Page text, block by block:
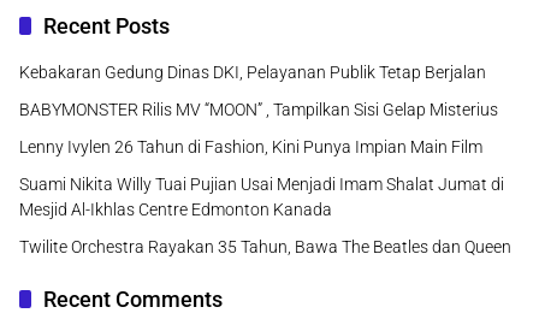
Recent Posts
Kebakaran Gedung Dinas DKI, Pelayanan Publik Tetap Berjalan
BABYMONSTER Rilis MV “MOON” , Tampilkan Sisi Gelap Misterius
Lenny Ivylen 26 Tahun di Fashion, Kini Punya Impian Main Film
Suami Nikita Willy Tuai Pujian Usai Menjadi Imam Shalat Jumat di
Mesjid Al-Ikhlas Centre Edmonton Kanada
Twilite Orchestra Rayakan 35 Tahun, Bawa The Beatles dan Queen
Recent Comments